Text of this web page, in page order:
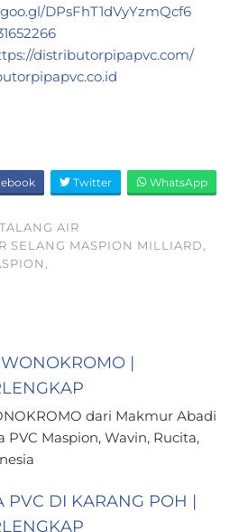
DPsFhT1dVyYzmQcf6
distributorpipapvc.com/
Twitter WhatsApp
AIR
SELANG MASPION MILLIARD,
|
dari Makmur Abadi
Maspion, Wavin, Rucita,
PVC DI KARANG POH |